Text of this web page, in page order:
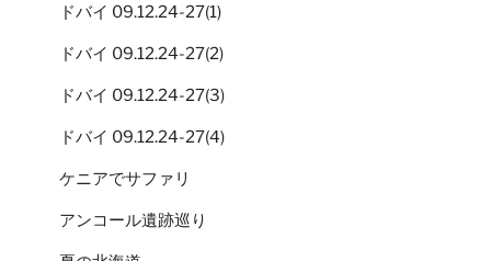
ドバイ 09.12.24-27(1)
ドバイ 09.12.24-27(2)
ドバイ 09.12.24-27(3)
ドバイ 09.12.24-27(4)
ケニアでサファリ
アンコール遺跡巡り